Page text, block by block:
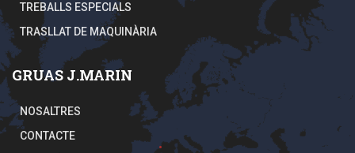
TREBALLS ESPECIALS
TRASLLAT DE MAQUINÀRIA
GRUAS J.MARIN
NOSALTRES
CONTACTE